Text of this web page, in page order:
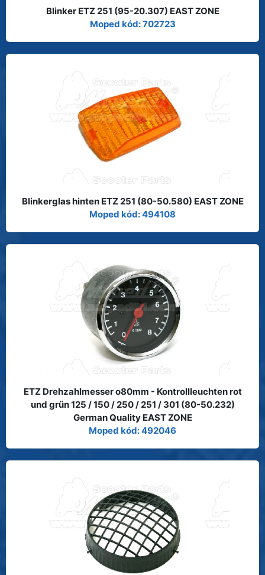
Blinker ETZ 251 (95-20.307) EAST ZONE
Moped kód: 702723
Blinkerglas hinten ETZ 251 (80-50.580) EAST ZONE
Moped kód: 494108
ETZ Drehzahlmesser o80mm - Kontrollleuchten rot
und grün 125 / 150 / 250 / 251 / 301 (80-50.232)
German Quality EAST ZONE
Moped kód: 492046